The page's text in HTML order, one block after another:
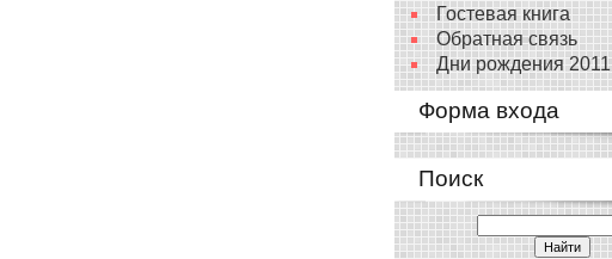
Гостевая книга
Обратная связь
Дни рождения 2011
Форма входа
Поиск